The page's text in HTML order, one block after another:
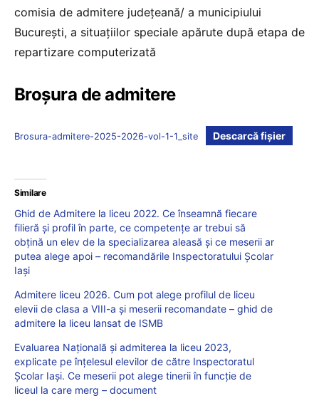
comisia de admitere județeană/ a municipiului
București, a situațiilor speciale apărute după etapa de
repartizare computerizată
Broșura de admitere
Brosura-admitere-2025-2026-vol-1-1_site Descarcă fișier
Similare
Ghid de Admitere la liceu 2022. Ce înseamnă fiecare
filieră și profil în parte, ce competențe ar trebui să
obțină un elev de la specializarea aleasă și ce meserii ar
putea alege apoi – recomandările Inspectoratului Școlar
Iași
Admitere liceu 2026. Cum pot alege profilul de liceu
elevii de clasa a VIII-a și meserii recomandate – ghid de
admitere la liceu lansat de ISMB
Evaluarea Națională și admiterea la liceu 2023,
explicate pe înțelesul elevilor de către Inspectoratul
Școlar Iași. Ce meserii pot alege tinerii în funcție de
liceul la care merg – document